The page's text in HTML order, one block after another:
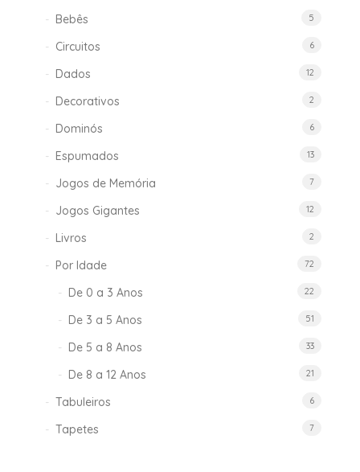
Bebês 5
Circuitos 6
Dados 12
Decorativos 2
Dominós 6
Espumados 13
Jogos de Memória 7
Jogos Gigantes 12
Livros 2
Por Idade 72
De 0 a 3 Anos 22
De 3 a 5 Anos 51
De 5 a 8 Anos 33
De 8 a 12 Anos 21
Tabuleiros 6
Tapetes 7